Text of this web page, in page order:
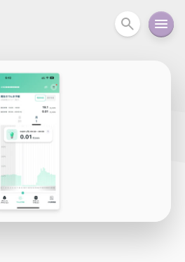
PC関連
オーディオ